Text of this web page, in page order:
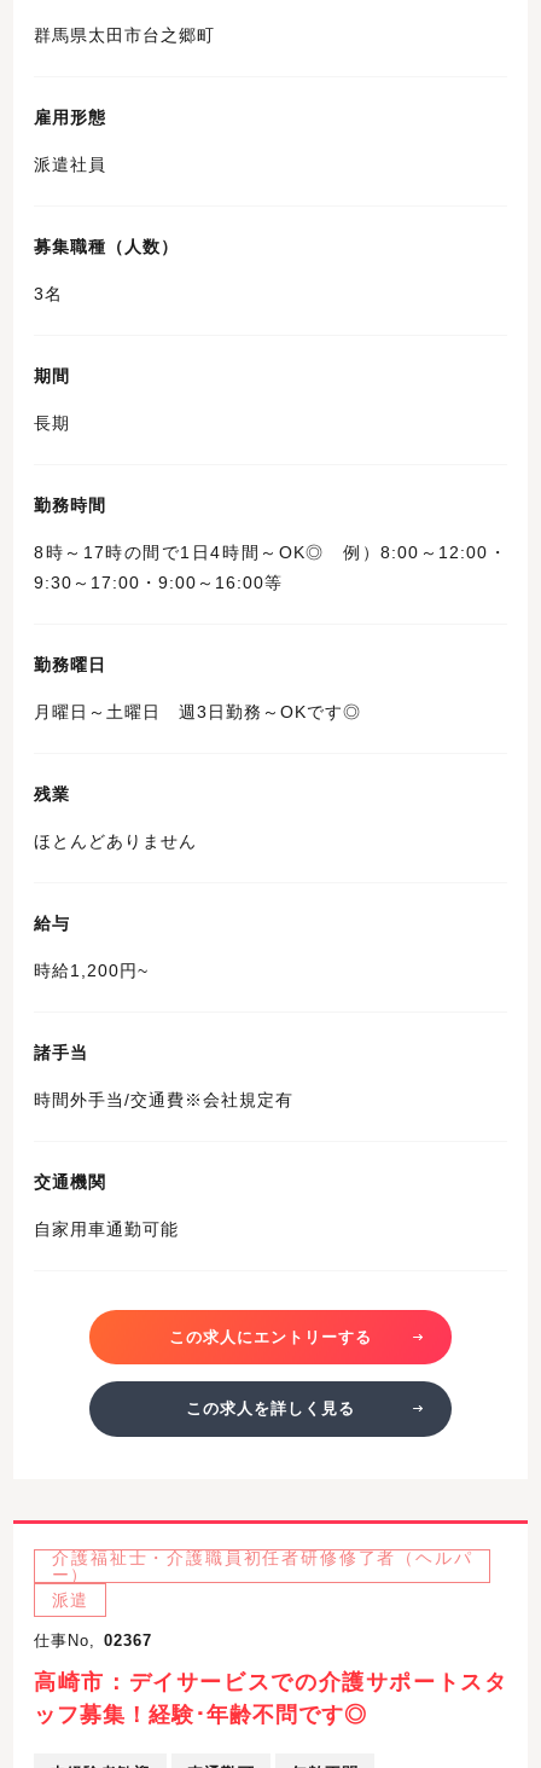
群馬県太田市台之郷町
雇用形態
派遣社員
募集職種（人数）
3名
期間
長期
勤務時間
8時～17時の間で1日4時間～OK◎ 例）8:00～12:00・
9:30～17:00・9:00～16:00等
勤務曜日
月曜日～土曜日 週3日勤務～OKです◎
残業
ほとんどありません
給与
時給1,200円~
諸手当
時間外手当/交通費※会社規定有
交通機関
自家用車通勤可能
この求人にエントリーする
この求人を詳しく見る
介護福祉士・介護職員初任者研修修了者（ヘルパ
ー）
派遣
仕事No, 02367
高崎市：デイサービスでの介護サポートスタ
ッフ募集！経験･年齢不問です◎